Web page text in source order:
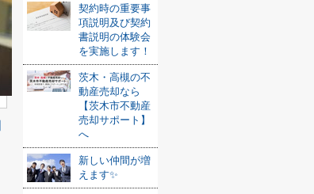
契約時の重要事
項説明及び契約
書説明の体験会
を実施します！
茨木・高槻の不
動産売却なら
【茨木市不動産
売却サポート】
へ
新しい仲間が増
えます✨